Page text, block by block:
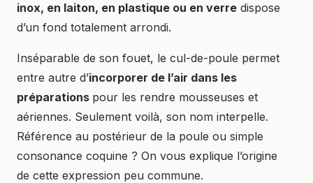
inox, en laiton, en plastique ou en verre dispose
d’un fond totalement arrondi.
Inséparable de son fouet, le cul-de-poule permet
entre autre d’incorporer de l’air dans les
préparations pour les rendre mousseuses et
aériennes. Seulement voilà, son nom interpelle.
Référence au postérieur de la poule ou simple
consonance coquine ? On vous explique l’origine
de cette expression peu commune.